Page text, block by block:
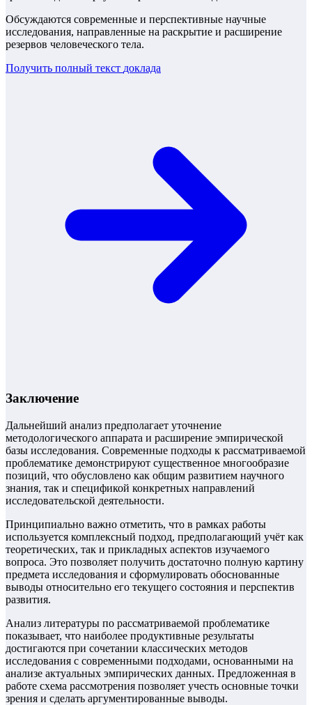
Обсуждаются современные и перспективные научные
исследования, направленные на раскрытие и расширение
резервов человеческого тела.
Получить полный текст доклада
Заключение
Дальнейший анализ предполагает уточнение
методологического аппарата и расширение эмпирической
базы исследования. Современные подходы к рассматриваемой
проблематике демонстрируют существенное многообразие
позиций, что обусловлено как общим развитием научного
знания, так и спецификой конкретных направлений
исследовательской деятельности.
Принципиально важно отметить, что в рамках работы
используется комплексный подход, предполагающий учёт как
теоретических, так и прикладных аспектов изучаемого
вопроса. Это позволяет получить достаточно полную картину
предмета исследования и сформулировать обоснованные
выводы относительно его текущего состояния и перспектив
развития.
Анализ литературы по рассматриваемой проблематике
показывает, что наиболее продуктивные результаты
достигаются при сочетании классических методов
исследования с современными подходами, основанными на
анализе актуальных эмпирических данных. Предложенная в
работе схема рассмотрения позволяет учесть основные точки
зрения и сделать аргументированные выводы.